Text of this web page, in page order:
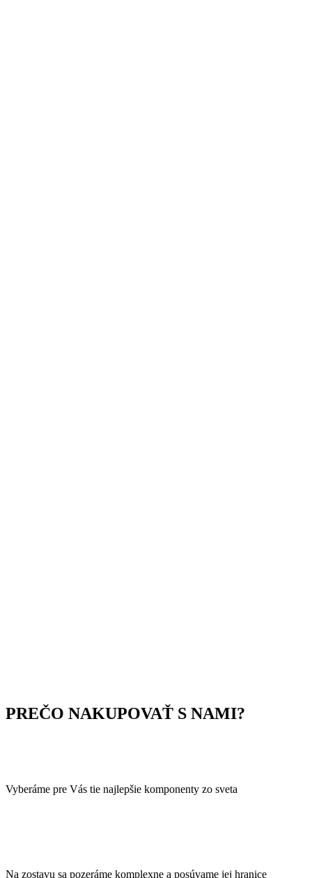
PREČO NAKUPOVAŤ S NAMI?
Vyberáme pre Vás tie najlepšie komponenty zo sveta
Na zostavu sa pozeráme komplexne a posúvame jej hranice